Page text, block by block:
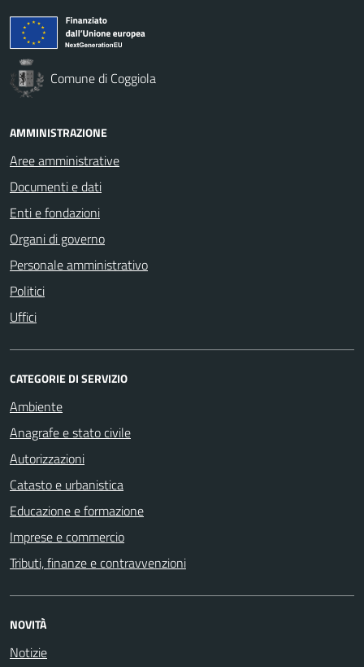
Comune di Coggiola
AMMINISTRAZIONE
Aree amministrative
Documenti e dati
Enti e fondazioni
Organi di governo
Personale amministrativo
Politici
Uffici
CATEGORIE DI SERVIZIO
Ambiente
Anagrafe e stato civile
Autorizzazioni
Catasto e urbanistica
Educazione e formazione
Imprese e commercio
Tributi, finanze e contravvenzioni
NOVITÀ
Notizie